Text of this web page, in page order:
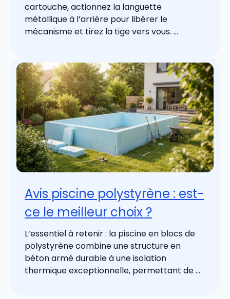
cartouche, actionnez la languette
métallique à l’arrière pour libérer le
mécanisme et tirez la tige vers vous. ...
Avis piscine polystyrène : est-
ce le meilleur choix ?
L’essentiel à retenir : la piscine en blocs de
polystyrène combine une structure en
béton armé durable à une isolation
thermique exceptionnelle, permettant de ...